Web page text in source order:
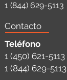
1 (844) 629-5113
Contacto
Teléfono
1 (450) 621-5113
1 (844) 629-5113